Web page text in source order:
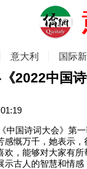
意大利 国际
2022中国
中国诗词大会》第
感慨万千，她表示
欢，能够对大家有
示古人的智慧和情